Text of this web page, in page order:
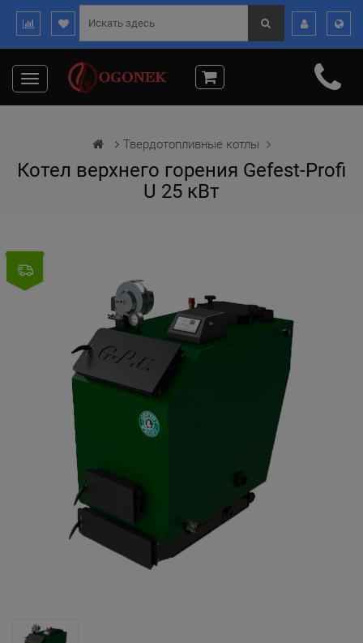
Toggle
navigation
Твердотопливные котлы
Котел верхнего горения Gefest-Profi
U 25 кВт